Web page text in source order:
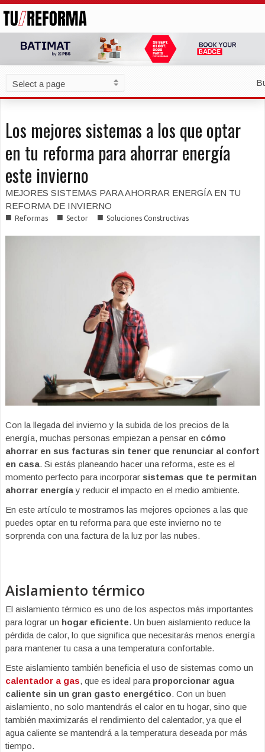
Los mejores sistemas a los que optar
en tu reforma para ahorrar energía
este invierno
MEJORES SISTEMAS PARA AHORRAR ENERGÍA EN TU
REFORMA DE INVIERNO
■ Reformas ■ Sector ■ Soluciones Constructivas
Con la llegada del invierno y la subida de los precios de la
energía, muchas personas empiezan a pensar en cómo
ahorrar en sus facturas sin tener que renunciar al confort
en casa. Si estás planeando hacer una reforma, este es el
momento perfecto para incorporar sistemas que te permitan
ahorrar energíay reducir el impacto en el medio ambiente.
En este artículo te mostramos las mejores opciones a las que
puedes optar en tu reforma para que este invierno no te
sorprenda con una factura de la luz por las nubes.
Aislamiento térmico
El aislamiento térmico es uno de los aspectos más importantes
para lograr un hogar eficiente. Un buen aislamiento reduce la
pérdida de calor, lo que significa que necesitarás menos energía
para mantener tu casa a una temperatura confortable.
Este aislamiento también beneficia el uso de sistemas como un
calentador a gas, que es ideal para proporcionar agua
caliente sin un gran gasto energético. Con un buen
aislamiento, no solo mantendrás el calor en tu hogar, sino que
también maximizarás el rendimiento del calentador, ya que el
agua caliente se mantendrá a la temperatura deseada por más
tiempo.